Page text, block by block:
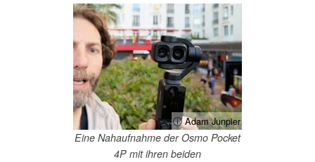
ⓘ Adam Junpier
Eine Nahaufnahme der Osmo Pocket
4P mit ihren beiden